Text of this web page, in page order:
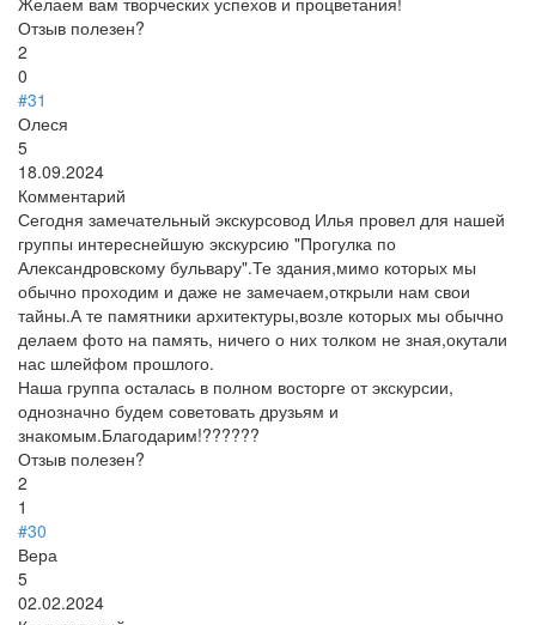
Отзыв полезен?
2
0
#31
Олеся
5
18.09.2024
Комментарий
Сегодня замечательный экскурсовод Илья провел для нашей
группы интереснейшую экскурсию "Прогулка по
Александровскому бульвару".Те здания,мимо которых мы
обычно проходим и даже не замечаем,открыли нам свои
тайны.А те памятники архитектуры,возле которых мы обычно
делаем фото на память, ничего о них толком не зная,окутали
нас шлейфом прошлого.
Наша группа осталась в полном восторге от экскурсии,
однозначно будем советовать друзьям и
знакомым.Благодарим!??????
Отзыв полезен?
2
1
#30
Вера
5
02.02.2024